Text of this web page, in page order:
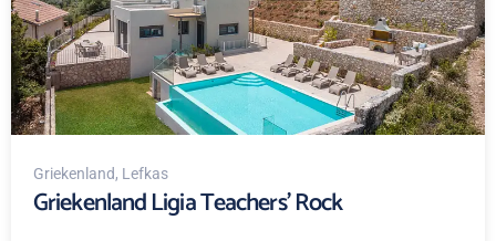
Griekenland, Lefkas
Griekenland Ligia Teachers' Rock